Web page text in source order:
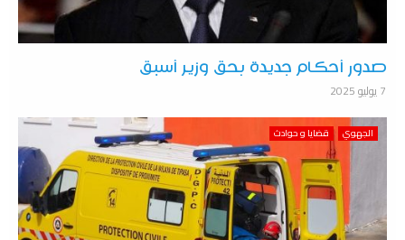
صدور أحكام جديدة بحق وزير أسبق
7 يوليو 2025
الجهوي قضايا و حوادث